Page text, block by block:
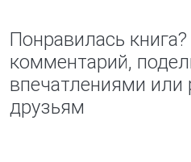
Понравилась
комментарий,
впечатлениями или
друзьям